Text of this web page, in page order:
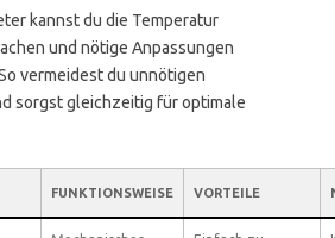
kannst du die Temperatur
und nötige Anpassungen
vermeidest du unnötigen
sorgst gleichzeitig für optimale
FUNKTIONSWEISE VORTEILE